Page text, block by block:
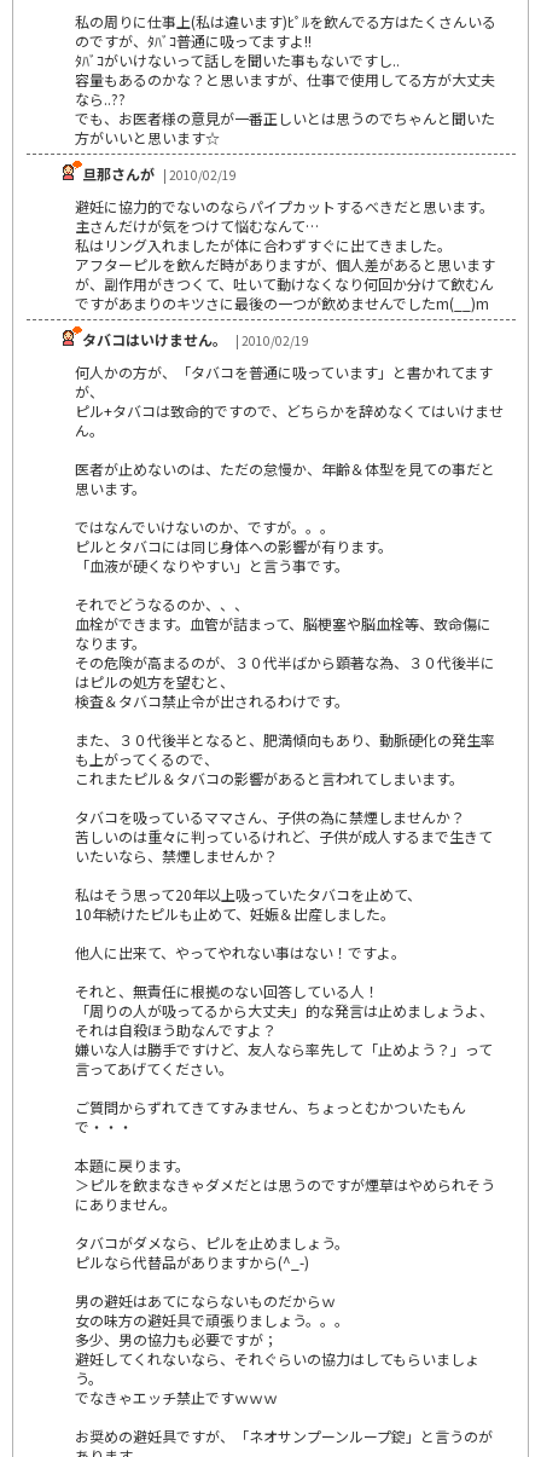
私の周りに仕事上(私は違います)ﾋﾟﾙを飲んでる方はたくさんいる
のですが、ﾀﾊﾞｺ普通に吸ってますよ!!
ﾀﾊﾞｺがいけないって話しを聞いた事もないですし..
容量もあるのかな？と思いますが、仕事で使用してる方が大丈夫
なら..??
でも、お医者様の意見が一番正しいとは思うのでちゃんと聞いた
方がいいと思います☆
旦那さんが | 2010/02/19
避妊に協力的でないのならパイプカットするべきだと思います。
主さんだけが気をつけて悩むなんて…
私はリング入れましたが体に合わずすぐに出てきました。
アフターピルを飲んだ時がありますが、個人差があると思います
が、副作用がきつくて、吐いて動けなくなり何回か分けて飲むん
ですがあまりのキツさに最後の一つが飲めませんでしたm(__)m
タバコはいけません。
| 2010/02/19
何人かの方が、「タバコを普通に吸っています」と書かれてます
が、
ピル+タバコは致命的ですので、どちらかを辞めなくてはいけませ
ん。
医者が止めないのは、ただの怠慢か、年齢＆体型を見ての事だと
思います。
ではなんでいけないのか、ですが。。。
ピルとタバコには同じ身体への影響が有ります。
「血液が硬くなりやすい」と言う事です。
それでどうなるのか、、、
血栓ができます。血管が詰まって、脳梗塞や脳血栓等、致命傷に
なります。
その危険が高まるのが、３０代半ばから顕著な為、３０代後半に
はピルの処方を望むと、
検査＆タバコ禁止令が出されるわけです。
また、３０代後半となると、肥満傾向もあり、動脈硬化の発生率
も上がってくるので、
これまたピル＆タバコの影響があると言われてしまいます。
タバコを吸っているママさん、子供の為に禁煙しませんか？
苦しいのは重々に判っているけれど、子供が成人するまで生きて
いたいなら、禁煙しませんか？
私はそう思って20年以上吸っていたタバコを止めて、
10年続けたピルも止めて、妊娠＆出産しました。
他人に出来て、やってやれない事はない！ですよ。
それと、無責任に根拠のない回答している人！
「周りの人が吸ってるから大丈夫」的な発言は止めましょうよ、
それは自殺ほう助なんですよ？
嫌いな人は勝手ですけど、友人なら率先して「止めよう？」って
言ってあげてください。
ご質問からずれてきてすみません、ちょっとむかついたもん
で・・・
本題に戻ります。
＞ピルを飲まなきゃダメだとは思うのですが煙草はやめられそう
にありません｡
タバコがダメなら、ピルを止めましょう。
ピルなら代替品がありますから(^_-)
男の避妊はあてにならないものだからｗ
女の味方の避妊具で頑張りましょう。。。
多少、男の協力も必要ですが；
避妊してくれないなら、それぐらいの協力はしてもらいましょ
う。
でなきゃエッチ禁止ですｗｗｗ
お奨めの避妊具ですが、「ネオサンプーンループ錠」と言うのが